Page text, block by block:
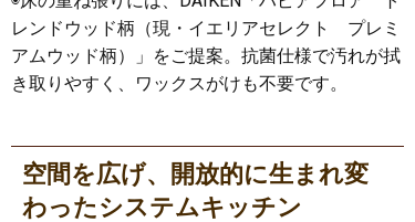
レンドウッド柄（現・イエリアセレクト プレミ
アムウッド柄）」をご提案。抗菌仕様で汚れが拭
き取りやすく、ワックスがけも不要です。
空間を広げ、開放的に生まれ変
わったシステムキッチン